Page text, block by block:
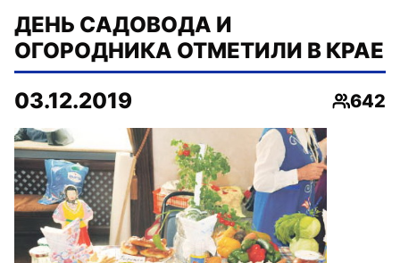
ДЕНЬ САДОВОДА И
ОГОРОДНИКА ОТМЕТИЛИ В КРАЕ
03.12.2019
642